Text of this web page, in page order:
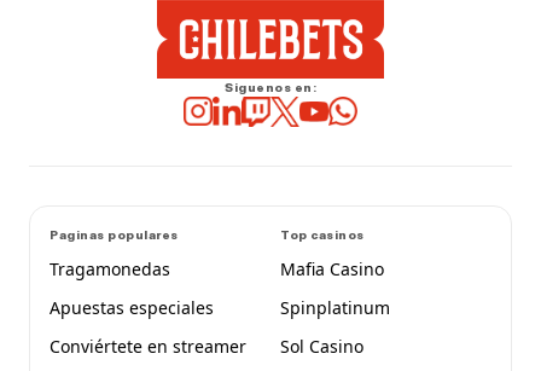
Siguenos en:
Paginas populares
Tragamonedas
Apuestas especiales
Conviértete en streamer
Top casinos
Mafia Casino
Spinplatinum
Sol Casino